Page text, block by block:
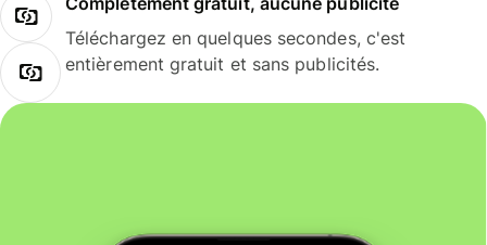
Téléchargez en quelques secondes, c'est
entièrement gratuit et sans publicités.